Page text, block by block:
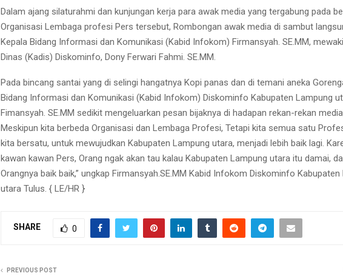
Dalam ajang silaturahmi dan kunjungan kerja para awak media yang tergabung pada
Organisasi Lembaga profesi Pers tersebut, Rombongan awak media di sambut
Kepala Bidang Informasi dan Komunikasi (Kabid Infokom) Firmansyah. SE.MM,
Dinas (Kadis) Diskominfo, Dony Ferwari Fahmi. SE.MM.
Pada bincang santai yang di selingi hangatnya Kopi panas dan di temani aneka
Bidang Informasi dan Komunikasi (Kabid Infokom) Diskominfo Kabupaten Lampung
Fimansyah. SE.MM sedikit mengeluarkan pesan bijaknya di hadapan rekan-rekan
Meskipun kita berbeda Organisasi dan Lembaga Profesi, Tetapi kita semua satu
kita bersatu, untuk mewujudkan Kabupaten Lampung utara, menjadi lebih baik lagi.
kawan kawan Pers, Orang ngak akan tau kalau Kabupaten Lampung utara itu damai,
Orangnya baik baik,” ungkap Firmansyah.SE.MM Kabid Infokom Diskominfo Kabupaten
utara Tulus. { LE/HR }
SHARE 0
PREVIOUS POST